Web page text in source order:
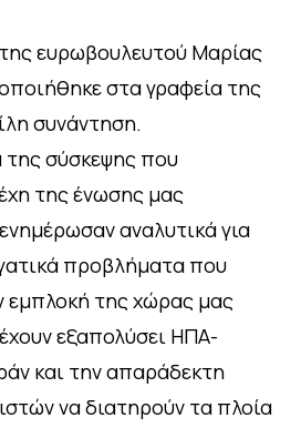
ευρωβουλευτού Μαρίας
στα γραφεία της
συνάντηση.
της σύσκεψης που
της ένωσης μας
αναλυτικά για
προβλήματα που
εμπλοκή της χώρας μας
εξαπολύσει ΗΠΑ-
και την απαράδεκτη
να διατηρούν τα πλοία